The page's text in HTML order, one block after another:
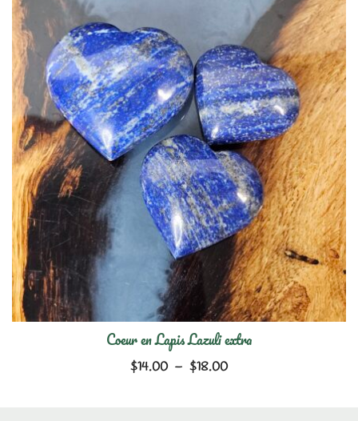
$9.00
Coeur en Lapis Lazuli extra
$14.00 – $18.00Plage